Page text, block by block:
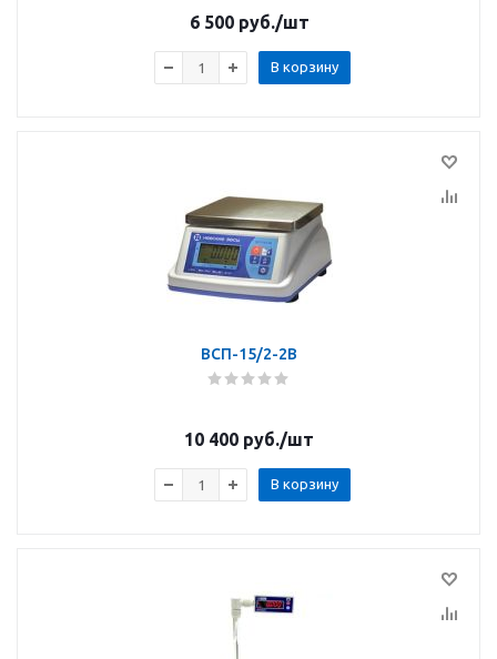
6 500руб./шт
В корзину
ВСП-15/2-2В
10 400 руб./шт
В корзину